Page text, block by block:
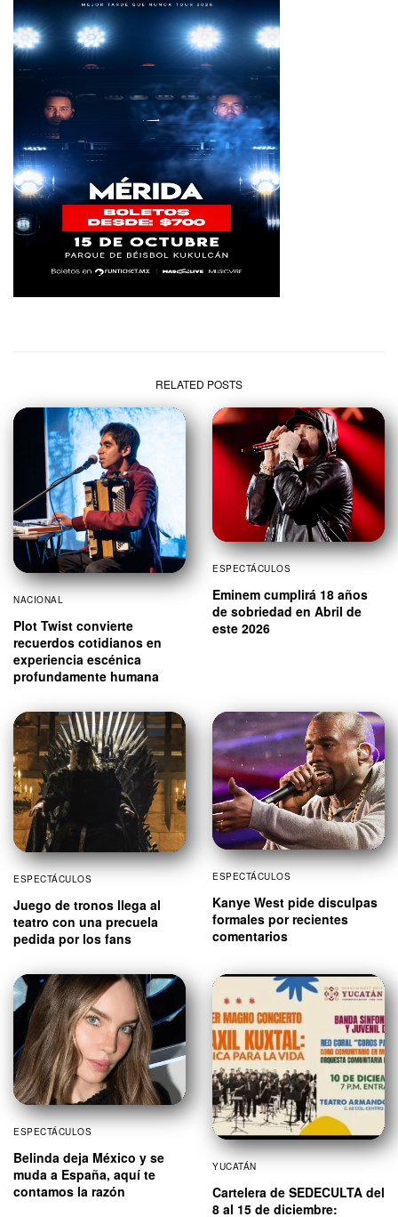
RELATED POSTS
NACIONAL
Plot Twist convierte
recuerdos cotidianos en
experiencia escénica
profundamente humana
ESPECTÁCULOS
Eminem cumplirá 18 años
de sobriedad en Abril de
este 2026
ESPECTÁCULOS
Juego de tronos llega al
teatro con una precuela
pedida por los fans
ESPECTÁCULOS
Kanye West pide disculpas
formales por recientes
comentarios
ESPECTÁCULOS
Belinda deja México y se
muda a España, aquí te
contamos la razón
YUCATÁN
Cartelera de SEDECULTA del
8 al 15 de diciembre: